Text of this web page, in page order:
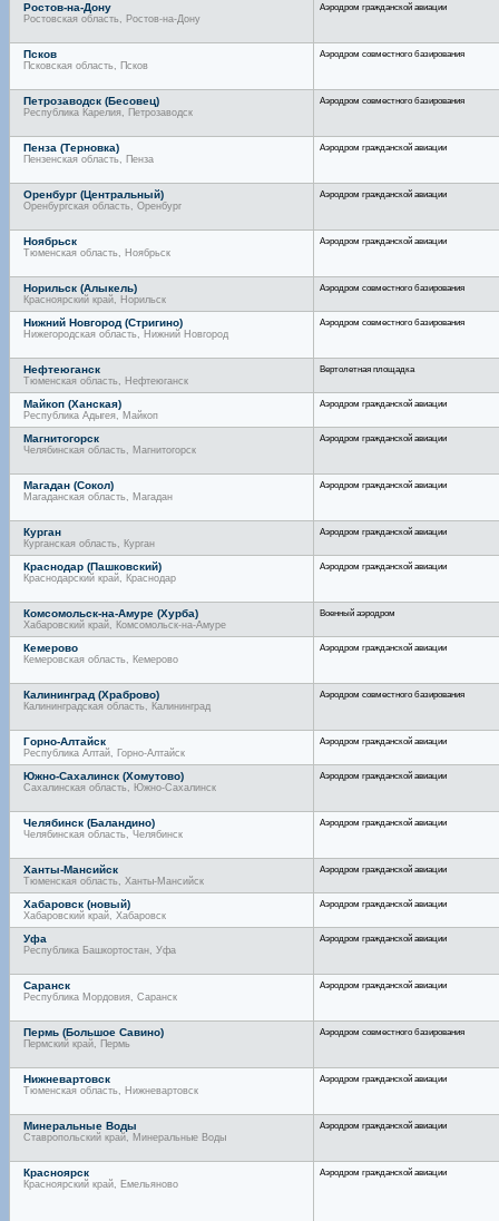
Ростов-на-Дону
Ростовская область, Ростов-на-Дону
Аэродром гражданской авиации
Псков
Псковская область, Псков
Аэродром совместного базирования
Петрозаводск (Бесовец)
Республика Карелия, Петрозаводск
Аэродром совместного базирования
Пенза (Терновка)
Пензенская область, Пенза
Аэродром гражданской авиации
Оренбург (Центральный)
Оренбургская область, Оренбург
Аэродром гражданской авиации
Ноябрьск
Тюменская область, Ноябрьск
Аэродром гражданской авиации
Норильск (Алыкель)
Красноярский край, Норильск
Аэродром совместного базирования
Нижний Новгород (Стригино)
Нижегородская область, Нижний Новгород
Аэродром совместного базирования
Нефтеюганск
Тюменская область, Нефтеюганск
Вертолетная площадка
Майкоп (Ханская)
Республика Адыгея, Майкоп
Аэродром гражданской авиации
Магнитогорск
Челябинская область, Магнитогорск
Аэродром гражданской авиации
Магадан (Сокол)
Магаданская область, Магадан
Аэродром гражданской авиации
Курган
Курганская область, Курган
Аэродром гражданской авиации
Краснодар (Пашковский)
Краснодарский край, Краснодар
Аэродром гражданской авиации
Комсомольск-на-Амуре (Хурба)
Хабаровский край, Комсомольск-на-Амуре
Военный аэродром
Кемерово
Кемеровская область, Кемерово
Аэродром гражданской авиации
Калининград (Храброво)
Калининградская область, Калининград
Аэродром совместного базирования
Горно-Алтайск
Республика Алтай, Горно-Алтайск
Аэродром гражданской авиации
Южно-Сахалинск (Хомутово)
Сахалинская область, Южно-Сахалинск
Аэродром гражданской авиации
Челябинск (Баландино)
Челябинская область, Челябинск
Аэродром гражданской авиации
Ханты-Мансийск
Тюменская область, Ханты-Мансийск
Аэродром гражданской авиации
Хабаровск (новый)
Хабаровский край, Хабаровск
Аэродром гражданской авиации
Уфа
Республика Башкортостан, Уфа
Аэродром гражданской авиации
Саранск
Республика Мордовия, Саранск
Аэродром гражданской авиации
Пермь (Большое Савино)
Пермский край, Пермь
Аэродром совместного базирования
Нижневартовск
Тюменская область, Нижневартовск
Аэродром гражданской авиации
Минеральные Воды
Ставропольский край, Минеральные Воды
Аэродром гражданской авиации
Красноярск
Красноярский край, Емельяново
Аэродром гражданской авиации